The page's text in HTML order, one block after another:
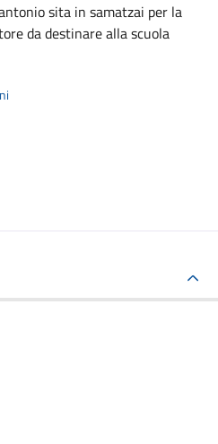
sita in samatzai per la
da destinare alla scuola